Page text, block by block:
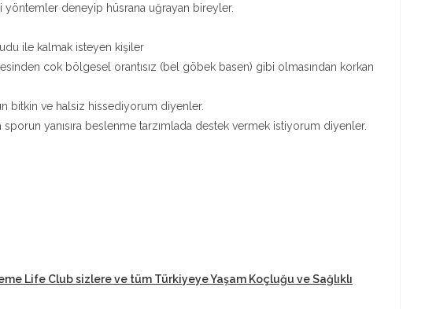
yöntemler deneyip hüsrana uğrayan bireyler.
ile kalmak isteyen kişiler
cok bölgesel orantısız (bel göbek basen) gibi olmasından korkan
bitkin ve halsiz hissediyorum diyenler.
yanısıra beslenme tarzımlada destek vermek istiyorum diyenler.
Life Club sizlere ve tüm Türkiyeye Yaşam Koçluğu ve Sağlıklı